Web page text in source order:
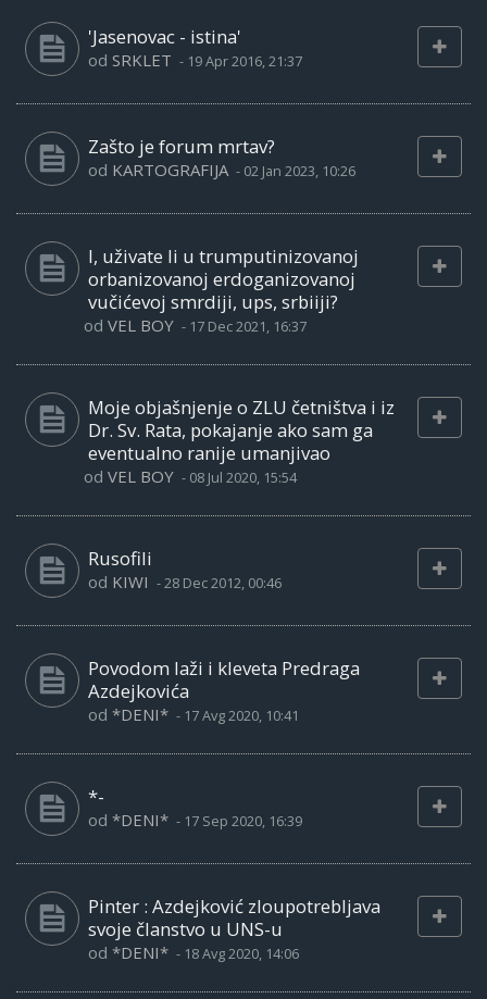
'Jasenovac - istina'
od SRKLET - 19 Apr 2016, 21:37
Zašto je forum mrtav?
od KARTOGRAFIJA - 02 Jan 2023, 10:26
I, uživate li u trumputinizovanoj
orbanizovanoj erdoganizovanoj
vučićevoj smrdiji, ups, srbiiji?
od VEL BOY - 17 Dec 2021, 16:37
Moje objašnjenje o ZLU četništva i iz
Dr. Sv. Rata, pokajanje ako sam ga
eventualno ranije umanjivao
od VEL BOY - 08 Jul 2020, 15:54
Rusofili
od KIWI -28 Dec 2012, 00:46
Povodom laži i kleveta Predraga
Azdejkovića
od *DENI* - 17 Avg 2020, 10:41
*-
od *DENI* - 17 Sep 2020, 16:39
Pinter : Azdejković zloupotrebljava
svoje članstvo u UNS-u
od *DENI* - 18 Avg 2020, 14:06